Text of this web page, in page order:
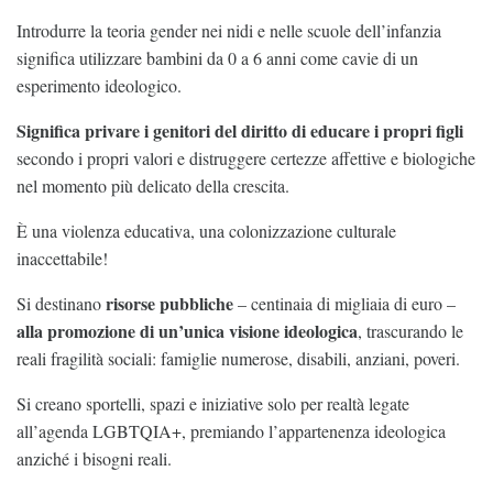
Introdurre la teoria gender nei nidi e nelle scuole dell’infanzia
significa utilizzare bambini da 0 a 6 anni come cavie di un
esperimento ideologico.
Significa privare i genitori del diritto di educare i propri figli
secondo i propri valori e distruggere certezze affettive e biologiche
nel momento più delicato della crescita.
È una violenza educativa, una colonizzazione culturale
inaccettabile!
Si destinanorisorse pubbliche– centinaia di migliaia di euro –
alla promozione di un’unica visione ideologica, trascurando le
reali fragilità sociali: famiglie numerose, disabili, anziani, poveri.
Si creano sportelli, spazi e iniziative solo per realtà legate
all’agenda LGBTQIA+, premiando l’appartenenza ideologica
anziché i bisogni reali.